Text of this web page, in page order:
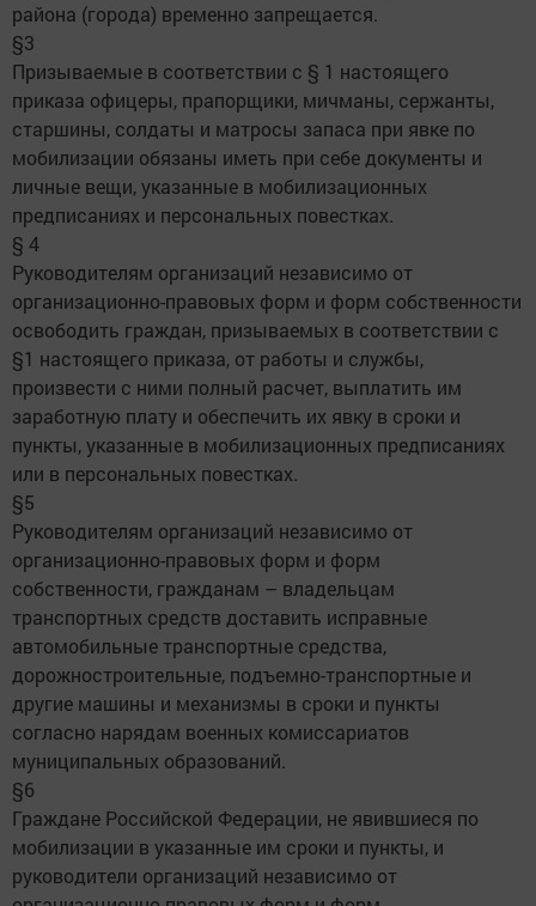
района (города) временно запрещается.
§3
Призываемые в соответствии с § 1 настоящего
приказа офицеры, прапорщики, мичманы, сержанты,
старшины, солдаты и матросы запаса при явке по
мобилизации обязаны иметь при себе документы и
личные вещи, указанные в мобилизационных
предписаниях и персональных повестках.
§ 4
Руководителям организаций независимо от
организационно-правовых форм и форм собственности
освободить граждан, призываемых в соответствии с
§1 настоящего приказа, от работы и службы,
произвести с ними полный расчет, выплатить им
заработную плату и обеспечить их явку в сроки и
пункты, указанные в мобилизационных предписаниях
или в персональных повестках.
§5
Руководителям организаций независимо от
организационно-правовых форм и форм
собственности, гражданам – владельцам
транспортных средств доставить исправные
автомобильные транспортные средства,
дорожностроительные, подъемно-транспортные и
другие машины и механизмы в сроки и пункты
согласно нарядам военных комиссариатов
муниципальных образований.
§6
Граждане Российской Федерации, не явившиеся по
мобилизации в указанные им сроки и пункты, и
руководители организаций независимо от